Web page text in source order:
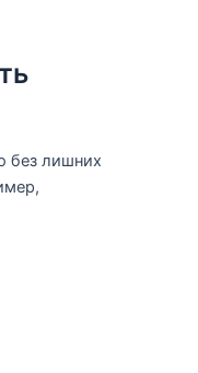
без лишних